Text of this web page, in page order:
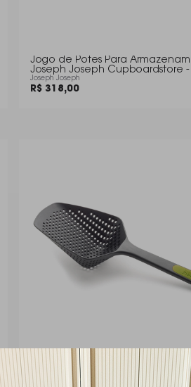
Jogo de Potes Para
Joseph Joseph Cupboardstore -
Joseph Joseph
R$ 318,00
Colher Escorredor Joseph